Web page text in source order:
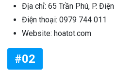
Địa chỉ: 65 Trần Phú, P.
Điện thoại: 0979 744 011
Website: hoatot.com
#02